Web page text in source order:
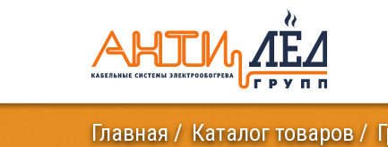
Главная Каталог товаров